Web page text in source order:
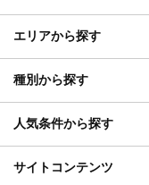
エリアから探す
種別から探す
人気条件から探す
サイトコンテンツ